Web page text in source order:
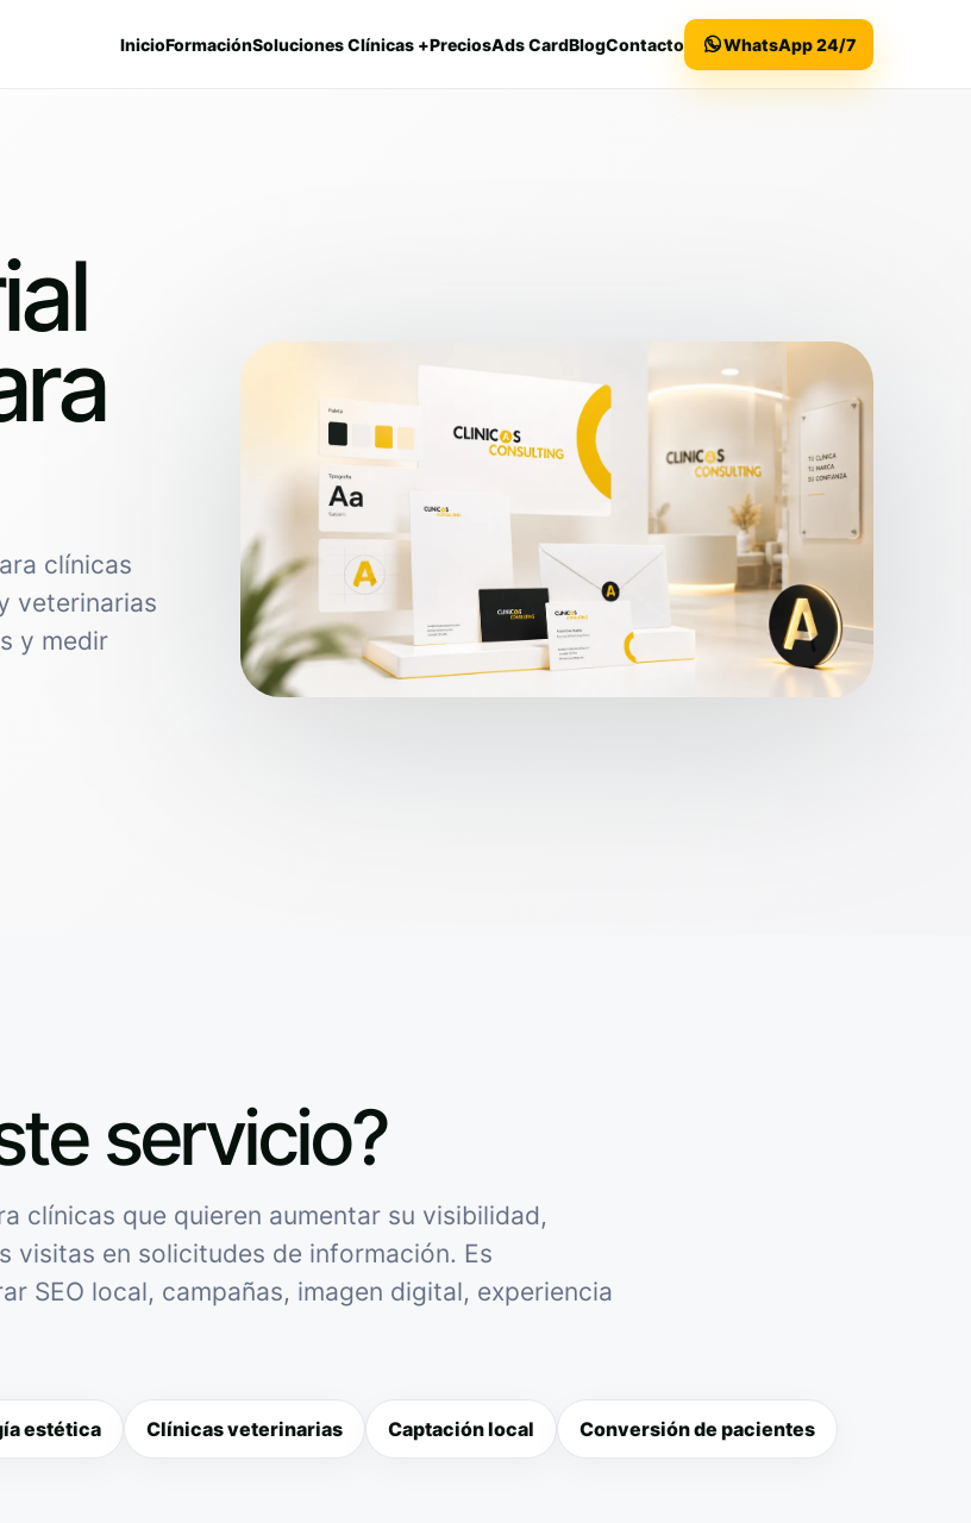
InicioFormaciónSoluciones Clínicas +PreciosAds CardBlogContacto WhatsApp 24/7
clínicas
veterinarias
y medir
servicio?
clínicas que quieren aumentar su visibilidad,
en solicitudes de información. Es
SEO local, campañas, imagen digital, experiencia
estética Clínicas veterinarias Captación local Conversión de pacientes